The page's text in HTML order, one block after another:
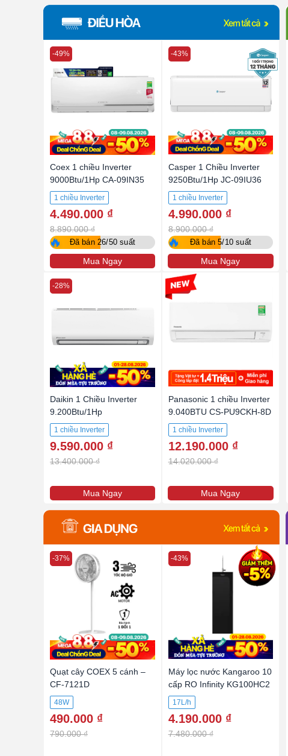
Coex 1 chiều Inverter
9000Btu/1Hp CA-09IN35
1 chiều Inverter
4.490.000 ₫
8.890.000 ₫
-49%
🔥 Đã bán 26/50 suất
Mua Ngay
Casper 1 Chiều Inverter
9250Btu/1Hp JC-09IU36
1 chiều Inverter
4.990.000 ₫
8.900.000 ₫
-43%
🔥 Đã bán 5/10 suất
Mua Ngay
Daikin 1 Chiều Inverter
9.200Btu/1Hp
ATKB25ZVMV
1 chiều Inverter
9.590.000 ₫
13.400.000 ₫
-28%
Mua Ngay
Panasonic 1 chiều Inverter
9.040BTU CS-PU9CKH-8D
1 chiều Inverter
12.190.000 ₫
14.020.000 ₫
-13%
Mua Ngay
Quạt cây COEX 5 cánh –
CF-7121D
48W
490.000 ₫
790.000 ₫
-37%
Máy lọc nước Kangaroo 10
cấp RO Infinity KG100HC2
17L/h
4.190.000 ₫
7.480.000 ₫
-43%